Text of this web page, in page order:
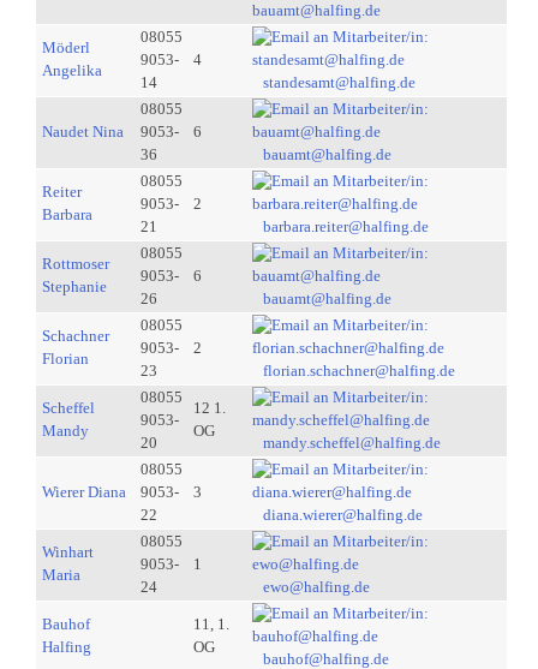
bauamt@halfing.de
Möderl
Angelika
08055
9053-
14
4
standesamt@halfing.de
Naudet Nina
08055
9053-
36
6
bauamt@halfing.de
Reiter
Barbara
08055
9053-
21
2
barbara.reiter@halfing.de
Rottmoser
Stephanie
08055
9053-
26
6
bauamt@halfing.de
Schachner
Florian
08055
9053-
23
2
florian.schachner@halfing.de
Scheffel
Mandy
08055
9053-
20
12 1.
OG
mandy.scheffel@halfing.de
Wierer Diana
08055
9053-
22
3
diana.wierer@halfing.de
Winhart
Maria
08055
9053-
24
1
ewo@halfing.de
Bauhof
Halfing
11, 1.
OG
bauhof@halfing.de